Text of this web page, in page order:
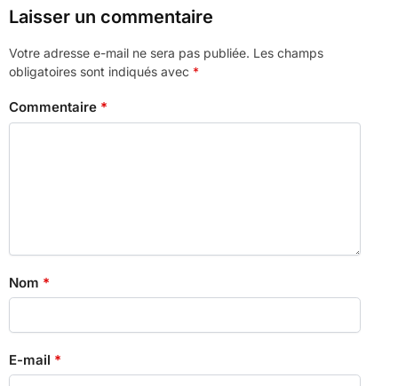
Laisser un commentaire
Votre adresse e-mail ne sera pas publiée. Les champs
obligatoires sont indiqués avec *
Commentaire *
Nom *
E-mail *